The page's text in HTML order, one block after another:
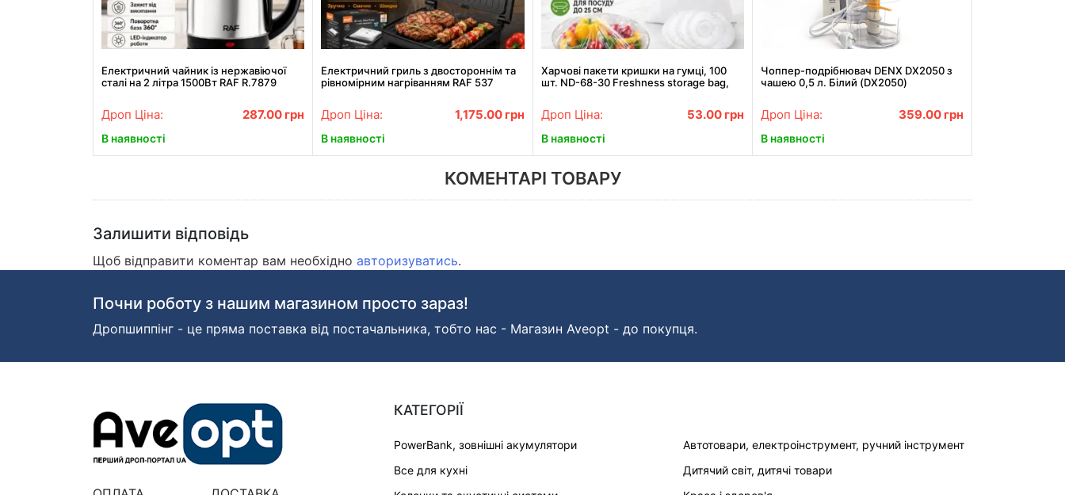
Електричний чайник із нержавіючої
сталі на 2 літра 1500Вт RAF R.7879
Дроп Ціна: 287.00 грн
В наявності
Електричний гриль з двостороннім та
рівномірним нагріванням RAF 537
Дроп Ціна: 1,175.00 грн
В наявності
Харчові пакети кришки на гумці, 100
шт. ND-68-30 Freshness storage bag,
Дроп Ціна: 53.00 грн
В наявності
Чоппер-подрібнювач DENX DX2050 з
чашею 0,5 л. Білий (DX2050)
Дроп Ціна: 359.00 грн
В наявності
КОМЕНТАРІ ТОВАРУ
Залишити відповідь
Щоб відправити коментар вам необхідно авторизуватись.
Почни роботу з нашим магазином просто зараз!
Дропшиппінг - це пряма поставка від постачальника, тобто нас - Магазин Aveopt - до покупця.
КАТЕГОРІЇ
PowerBank, зовнішні акумулятори
Автотовари, електроінструмент, ручний інструмент
Все для кухні
Дитячий світ, дитячі товари